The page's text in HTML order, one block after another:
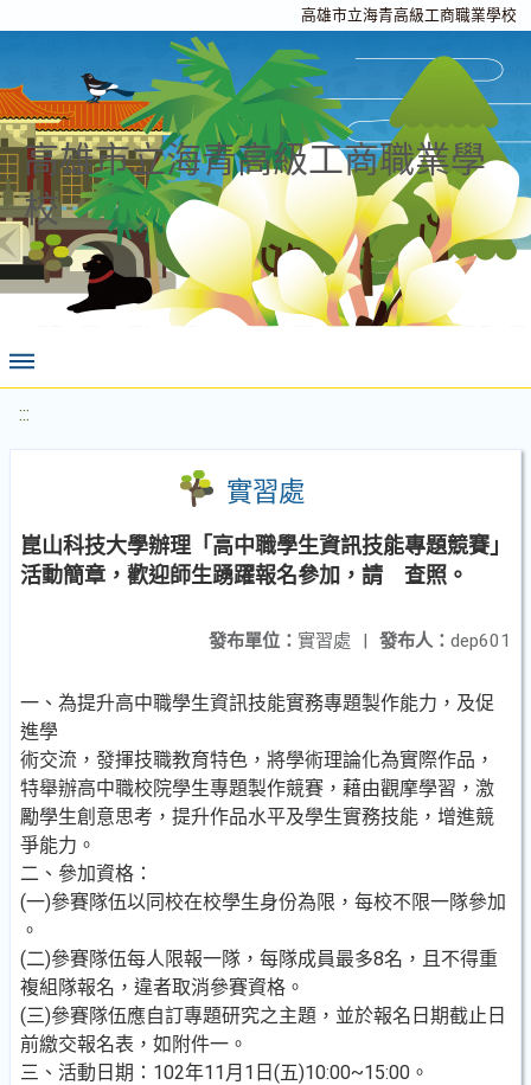
高雄市立海青高級工商職業學校
高雄市立海青高級工商職業學
校
:::
實習處
崑山科技大學辦理「高中職學生資訊技能專題競賽」
活動簡章，歡迎師生踴躍報名參加，請 查照。
發布人： dep601
發布單位： 實習處 |
一、為提升高中職學生資訊技能實務專題製作能力，及促
進學
術交流，發揮技職教育特色，將學術理論化為實際作品，
特舉辦高中職校院學生專題製作競賽，藉由觀摩學習，激
勵學生創意思考，提升作品水平及學生實務技能，增進競
爭能力。
二、參加資格：
(一)參賽隊伍以同校在校學生身份為限，每校不限一隊參加
。
(二)參賽隊伍每人限報一隊，每隊成員最多8名，且不得重
複組隊報名，違者取消參賽資格。
(三)參賽隊伍應自訂專題研究之主題，並於報名日期截止日
前繳交報名表，如附件一。
三、活動日期：102年11月1日(五)10:00~15:00。